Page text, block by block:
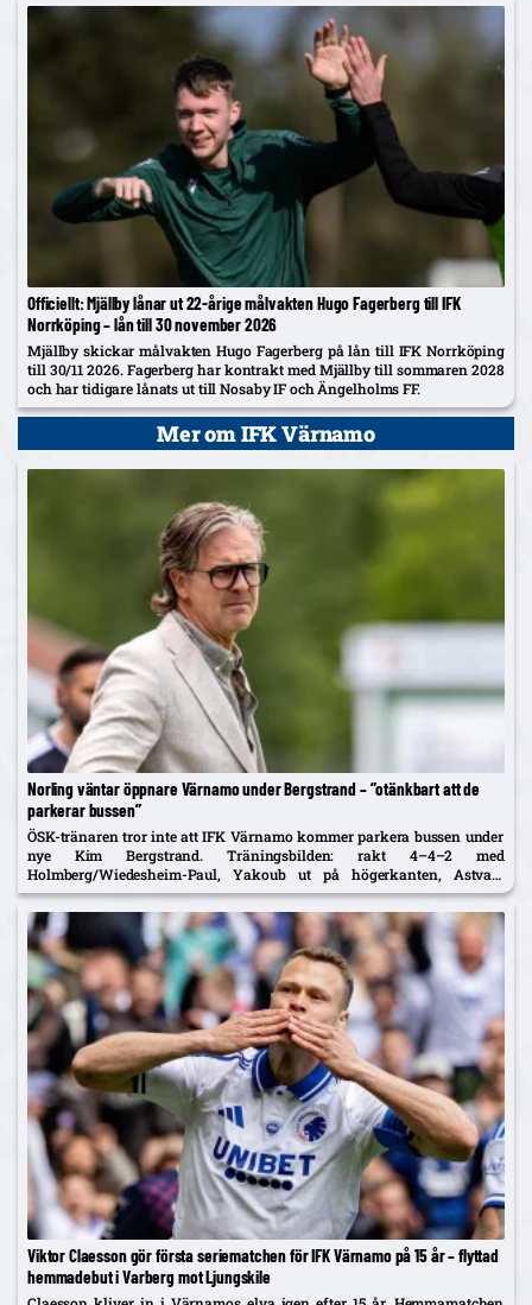
Officiellt: Mjällby lånar ut 22‑årige målvakten Hugo Fagerberg till IFK
Norrköping – lån till 30 november 2026
Mjällby skickar målvakten Hugo Fagerberg på lån till IFK Norrköping
till 30/11 2026. Fagerberg har kontrakt med Mjällby till sommaren 2028
och har tidigare lånats ut till Nosaby IF och Ängelholms FF.
Mer om IFK Värnamo
Norling väntar öppnare Värnamo under Bergstrand – ”otänkbart att de
parkerar bussen”
ÖSK-tränaren tror inte att IFK Värnamo kommer parkera bussen under
nye Kim Bergstrand. Träningsbilden: rakt 4–4–2 med
Holmberg/Wiedesheim-Paul, Yakoub ut på högerkanten, Astvald
ersätter avstängde Stenberg – McCue med i matchtruppen.
Viktor Claesson gör första seriematchen för IFK Värnamo på 15 år – flyttad
hemmadebut i Varberg mot Ljungskile